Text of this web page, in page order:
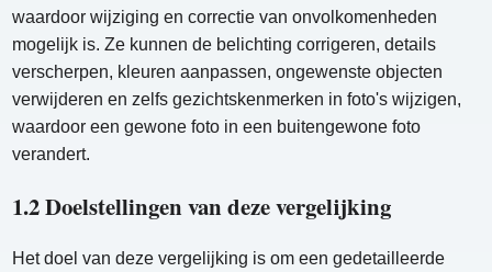
waardoor wijziging en correctie van onvolkomenheden
mogelijk is. Ze kunnen de belichting corrigeren, details
verscherpen, kleuren aanpassen, ongewenste objecten
verwijderen en zelfs gezichtskenmerken in foto's wijzigen,
waardoor een gewone foto in een buitengewone foto
verandert.
1.2 Doelstellingen van deze vergelijking
Het doel van deze vergelijking is om een ​​gedetailleerde